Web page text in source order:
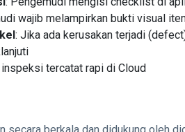
wajib melampirkan bukti visual
: Jika ada kerusakan terjadi
tercatat rapi di Cloud